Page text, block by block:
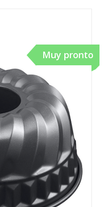
Muy pronto